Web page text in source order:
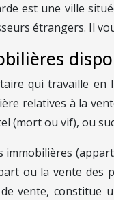
est une ville
étrangers. Il
qui travaille
relatives à la
(mort ou vif), ou
ou la vente des
vente,